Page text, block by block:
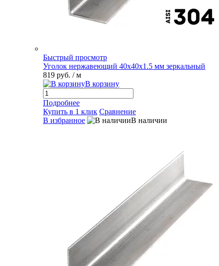
Быстрый просмотр
Уголок нержавеющий 40х40х1.5 мм зеркальный
819 руб. / м
В корзину
Подробнее
Купить в 1 клик Сравнение
В избранное
В наличии